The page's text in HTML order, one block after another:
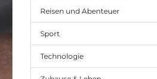
Reisen und Abenteuer
Sport
Technologie